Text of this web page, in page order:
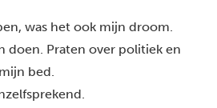
was het ook mijn droom.
doen. Praten over politiek en
bed.